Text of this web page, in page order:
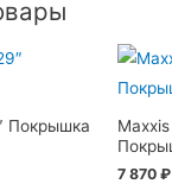
Покрышка
7 870 ₽